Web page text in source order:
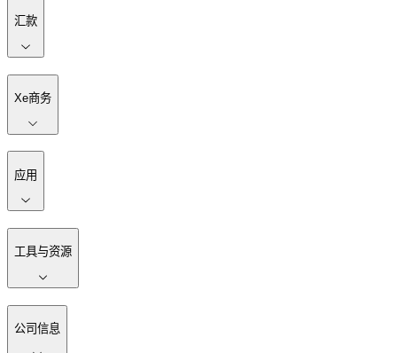
汇款
Xe商务
应用
工具与资源
公司信息